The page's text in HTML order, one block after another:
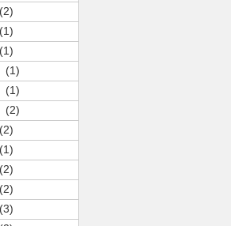
(2)
(1)
(1)
(1)
(1)
(2)
(2)
(1)
(2)
(2)
(3)